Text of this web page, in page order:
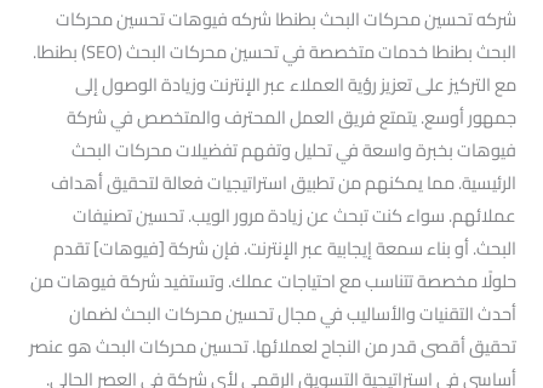
شركه تحسين محركات البحث بطنطا شركه فيوهات تحسين محركات
البحث بطنطا خدمات متخصصة في تحسين محركات البحث (SEO) بطنطا.
مع التركيز على تعزيز رؤية العملاء عبر الإنترنت وزيادة الوصول إلى
جمهور أوسع. يتمتع فريق العمل المحترف والمتخصص في شركة
فيوهات بخبرة واسعة في تحليل وتفهم تفضيلات محركات البحث
الرئيسية. مما يمكنهم من تطبيق استراتيجيات فعالة لتحقيق أهداف
عملائهم. سواء كنت تبحث عن زيادة مرور الويب. تحسين تصنيفات
البحث. أو بناء سمعة إيجابية عبر الإنترنت. فإن شركة [فيوهات] تقدم
حلولًا مخصصة تتناسب مع احتياجات عملك. وتستفيد شركة فيوهات من
أحدث التقنيات والأساليب في مجال تحسين محركات البحث لضمان
تحقيق أقصى قدر من النجاح لعملائها. تحسين محركات البحث هو عنصر
أساسي في استراتيجية التسويق الرقمي لأي شركة في العصر الحالي.